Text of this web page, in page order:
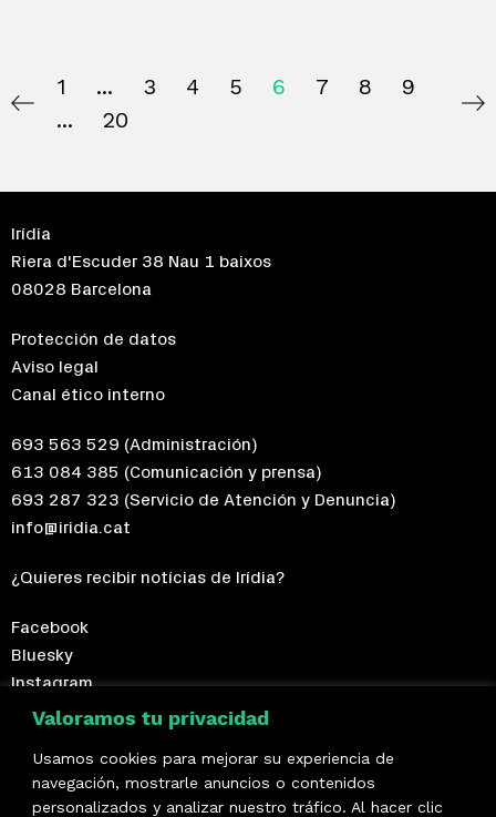
Valoramos tu privacidad
Usamos cookies para mejorar su experiencia de
navegación, mostrarle anuncios o contenidos
personalizados y analizar nuestro tráfico. Al hacer clic
1 3 4 5 6 7 8
9
20
Irídia
Riera d'Escuder 38 Nau 1 baixos
08028 Barcelona
Protección de datos
Aviso legal
Canal ético interno
693 563 529 (Administración)
613 084 385 (Comunicación y prensa)
693 287 323 (Servicio de Atención y Denuncia)
info@iridia.cat
¿Quieres recibir notícias de Irídia?
Facebook
Bluesky
Instagram
Telegram
¡Hazte socio/a!